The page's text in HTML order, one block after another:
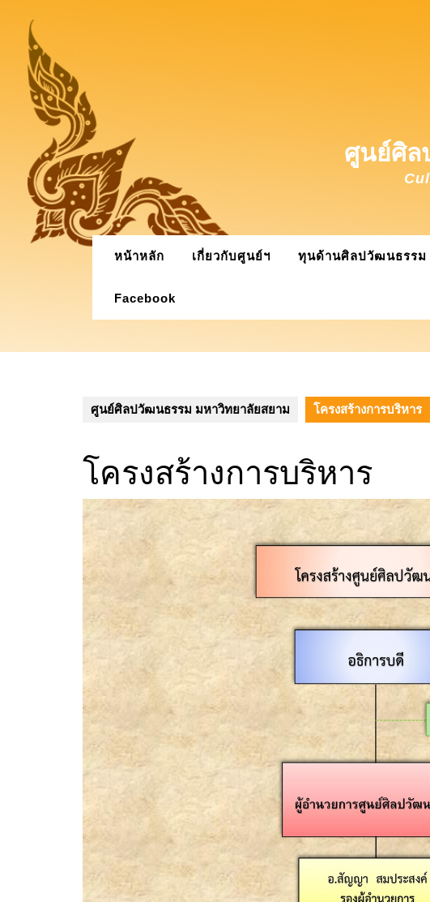
content
ศูนย์ศิล
หน้าหลัก เกี่ยวกับศูนย์ฯ ทุนด้านศิลปวัฒนธรรม
Facebook
ศูนย์ศิลปวัฒนธรรม มหาวิทยาลัยสยาม โครงสร้างการบริหาร
โครงสร้างการบริหาร